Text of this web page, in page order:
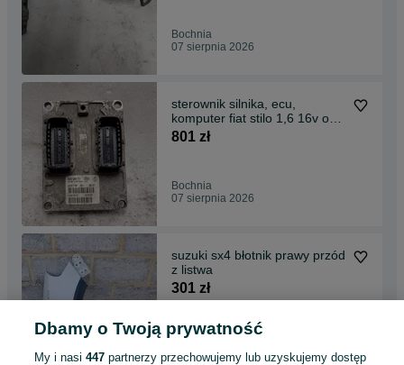
Bochnia
07 sierpnia 2026
sterownik silnika, ecu,
komputer fiat stilo 1,6 16v oe
55187475
801 zł
Bochnia
07 sierpnia 2026
suzuki sx4 błotnik prawy przód
z listwa
301 zł
Bochnia
07 sierpnia 2026
Dbamy o Twoją prywatność
My i nasi447 partnerzy przechowujemy lub uzyskujemy dostęp